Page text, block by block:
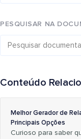
PESQUISAR NA
Conteúdo
Melhor Gerador de
Principais Opções
Curioso para saber